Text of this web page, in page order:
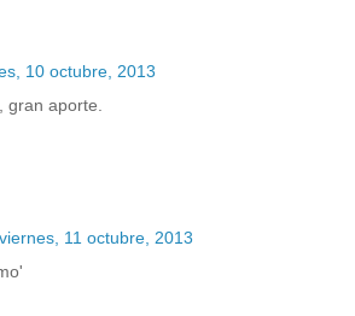
10 octubre, 2013
gran aporte.
viernes, 11 octubre, 2013